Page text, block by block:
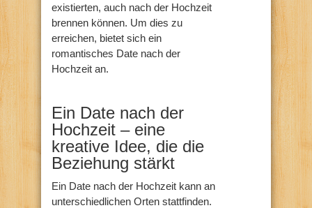
existierten, auch nach der Hochzeit
brennen können. Um dies zu
erreichen, bietet sich ein
romantisches Date nach der
Hochzeit an.
Ein Date nach der
Hochzeit – eine
kreative Idee, die die
Beziehung stärkt
Ein Date nach der Hochzeit kann an
unterschiedlichen Orten stattfinden.